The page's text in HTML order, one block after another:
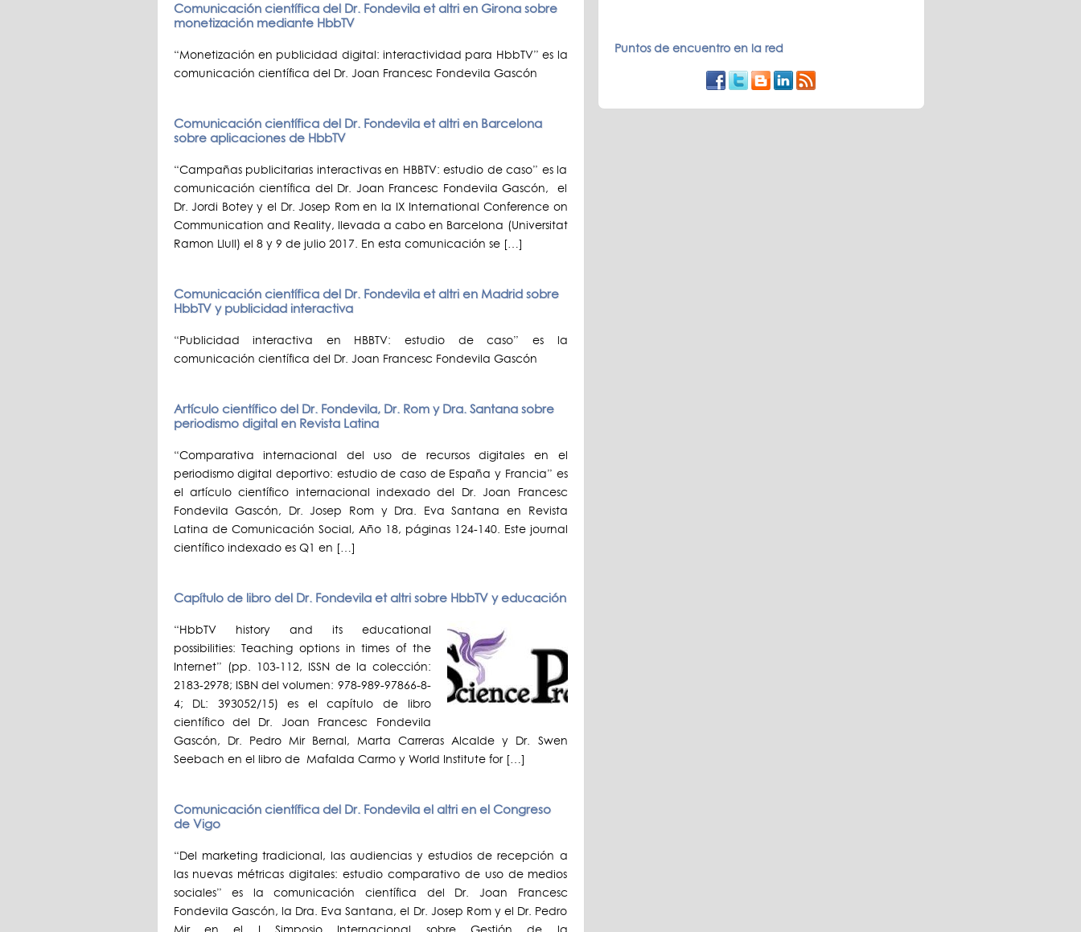
Comunicación científica del Dr. Fondevila et altri en Girona sobre
monetización mediante HbbTV
“Monetización en publicidad digital: interactividad para HbbTV” es la
comunicación científica del Dr. Joan Francesc Fondevila Gascón
Comunicación científica del Dr. Fondevila et altri en Barcelona
sobre aplicaciones de HbbTV
“Campañas publicitarias interactivas en HBBTV: estudio de caso” es la
comunicación científica del Dr. Joan Francesc Fondevila Gascón, el
Dr. Jordi Botey y el Dr. Josep Rom en la IX International Conference on
Communication and Reality, llevada a cabo en Barcelona (Universitat
Ramon Llull) el 8 y 9 de julio 2017. En esta comunicación se […]
Comunicación científica del Dr. Fondevila et altri en Madrid sobre
HbbTV y publicidad interactiva
“Publicidad interactiva en HBBTV: estudio de caso” es la
comunicación científica del Dr. Joan Francesc Fondevila Gascón
Artículo científico del Dr. Fondevila, Dr. Rom y Dra. Santana sobre
periodismo digital en Revista Latina
“Comparativa internacional del uso de recursos digitales en el
periodismo digital deportivo: estudio de caso de España y Francia” es
el artículo científico internacional indexado del Dr. Joan Francesc
Fondevila Gascón, Dr. Josep Rom y Dra. Eva Santana en Revista
Latina de Comunicación Social, Año 18, páginas 124-140. Este journal
científico indexado es Q1 en […]
Capítulo de libro del Dr. Fondevila et altri sobre HbbTV y educación
“HbbTV history and its educational
possibilities: Teaching options in times of the
Internet” (pp. 103-112, ISSN de la colección:
2183-2978; ISBN del volumen: 978-989-97866-8-
4; DL: 393052/15) es el capítulo de libro
científico del Dr. Joan Francesc Fondevila
Gascón, Dr. Pedro Mir Bernal, Marta Carreras Alcalde y Dr. Swen
Seebach en el libro de Mafalda Carmo y World Institute for […]
Comunicación científica del Dr. Fondevila el altri en el Congreso
de Vigo
“Del marketing tradicional, las audiencias y estudios de recepción a
las nuevas métricas digitales: estudio comparativo de uso de medios
sociales” es la comunicación científica del Dr. Joan Francesc
Fondevila Gascón, la Dra. Eva Santana, el Dr. Josep Rom y el Dr. Pedro
Puntos de encuentro en la red